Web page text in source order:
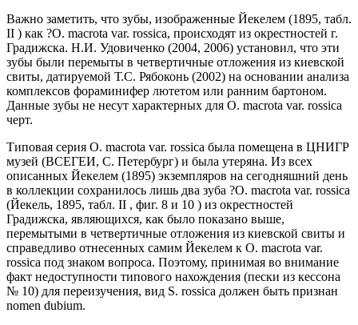
Важно заметить, что зубы, изображенные Йекелем (1895, табл.
II ) как ?O. macrota var. rossica, происходят из окрестностей г.
Градижска. Н.И. Удовиченко (2004, 2006) установил, что эти
зубы были перемыты в четвертичные отложения из киевской
свиты, датируемой Т.С. Рябоконь (2002) на основании анализа
комплексов фораминифер лютетом или ранним бартоном.
Данные зубы не несут характерных для O. macrota var. rossica
черт.
Типовая серия O. macrota var. rossica была помещена в ЦНИГР
музей (ВСЕГЕИ, С. Петербург) и была утеряна. Из всех
описанных Йекелем (1895) экземпляров на сегодняшний день
в коллекции сохранилось лишь два зуба ?O. macrota var. rossica
(Йекель, 1895, табл. II , фиг. 8 и 10 ) из окрестностей
Градижска, являющихся, как было показано выше,
перемытыми в четвертичные отложения из киевской свиты и
справедливо отнесенных самим Йекелем к O. macrota var.
rossica под знаком вопроса. Поэтому, принимая во внимание
факт недоступности типового нахождения (пески из кессона
№ 10) для переизучения, вид S. rossica должен быть признан
nomen dubium.